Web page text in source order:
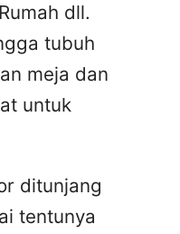
dll.
tubuh
meja dan
untuk
ditunjang
tentunya